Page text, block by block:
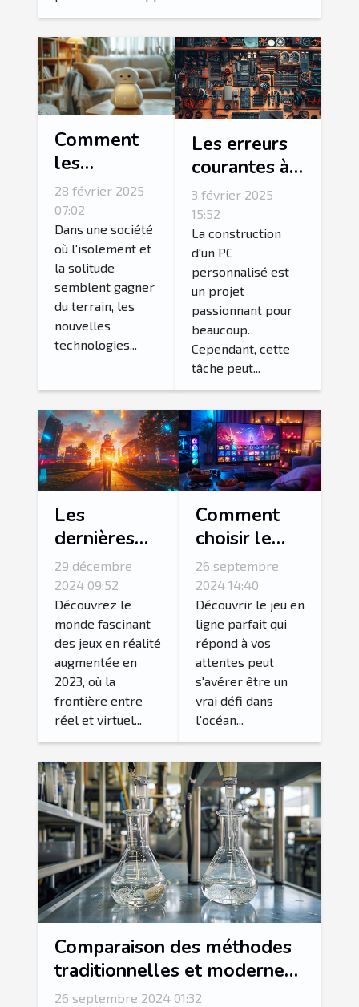
Comment
les
assistants
virtuels
peuvent
atténuer la
solitude
28 février 2025
07:02
Dans une société
où l'isolement et
la solitude
semblent gagner
du terrain, les
nouvelles
technologies...
Les erreurs
courantes à
éviter lors
de
l'assemblage
d'un PC
personnalisé
3 février 2025
15:52
La construction
d'un PC
personnalisé est
un projet
passionnant pour
beaucoup.
Cependant, cette
tâche peut...
Les
dernières
tendances
des jeux en
réalité
augmentée
en 2023
29 décembre
2024 09:52
Découvrez le
monde fascinant
des jeux en réalité
augmentée en
2023, où la
frontière entre
réel et virtuel...
Comment
choisir le
meilleur jeu
gratuit en
ligne pour
vous
26 septembre
2024 14:40
Découvrir le jeu en
ligne parfait qui
répond à vos
attentes peut
s'avérer être un
vrai défi dans
l'océan...
Comparaison des méthodes
traditionnelles et modernes
d'absorption d'hydrocarbures
26 septembre 2024 01:32